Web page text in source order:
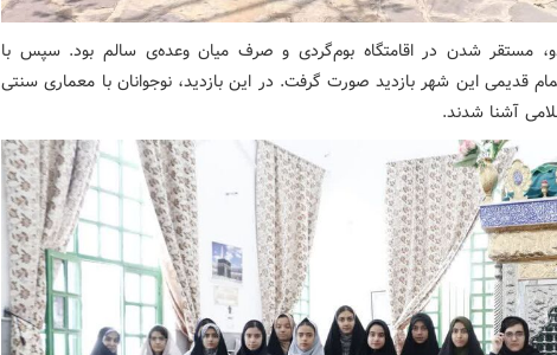
مستقر شدن در اقامتگاه بوم‌گردی و صرف میان وعده‌ی سالم بود. سپس با
قدیمی این شهر بازدید صورت گرفت. در این بازدید، نوجوانان با معماری سنتی
آشنا شدند.